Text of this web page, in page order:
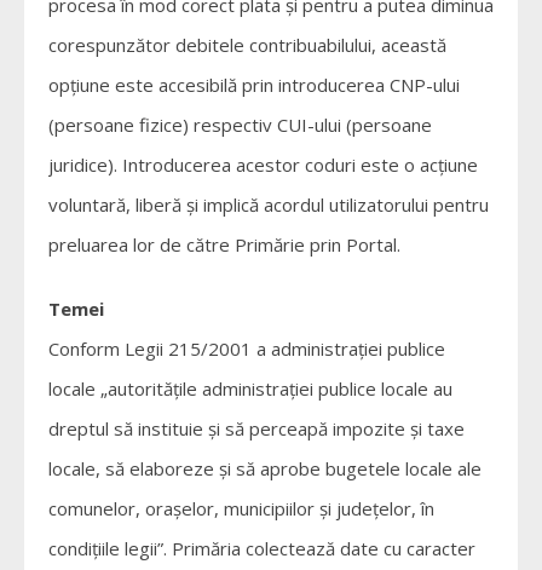
corespunzător debitele contribuabilului, această
opțiune este accesibilă prin introducerea CNP-ului
(persoane fizice) respectiv CUI-ului (persoane
juridice). Introducerea acestor coduri este o acțiune
voluntară, liberă și implică acordul utilizatorului pentru
preluarea lor de către Primărie prin Portal.
Temei
Conform Legii 215/2001 a administrației publice
locale „autorităţile administraţiei publice locale au
dreptul să instituie şi să perceapă impozite şi taxe
locale, să elaboreze şi să aprobe bugetele locale ale
comunelor, oraşelor, municipiilor şi judeţelor, în
condiţiile legii”. Primăria colectează date cu caracter